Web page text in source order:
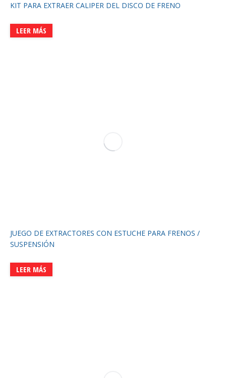
KIT PARA EXTRAER CALIPER DEL DISCO DE FRENO
LEER MÁS
JUEGO DE EXTRACTORES CON ESTUCHE PARA FRENOS /
SUSPENSIÓN
LEER MÁS